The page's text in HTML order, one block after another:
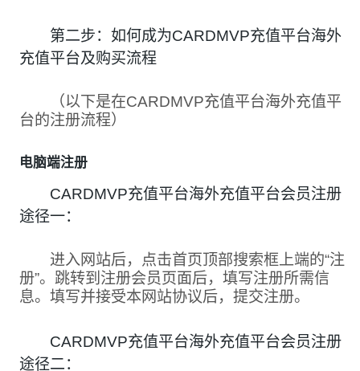
第二步：如何成为CARDMVP充值平台海外
充值平台及购买流程
（以下是在CARDMVP充值平台海外充值平
台的注册流程）
电脑端注册
CARDMVP充值平台海外充值平台会员注册
途径一：
进入网站后，点击首页顶部搜索框上端的“注
册”。跳转到注册会员页面后，填写注册所需信
息。填写并接受本网站协议后，提交注册。
CARDMVP充值平台海外充值平台会员注册
途径二：